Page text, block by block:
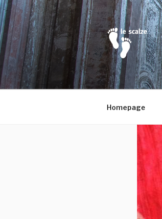
Salta
al
contenuto
Homepage